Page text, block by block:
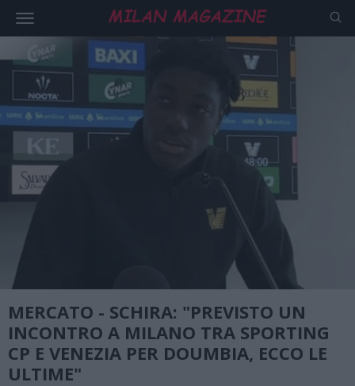
MERCATO - SCHIRA: "PREVISTO UN
INCONTRO A MILANO TRA SPORTING
CP E VENEZIA PER DOUMBIA, ECCO LE
ULTIME"